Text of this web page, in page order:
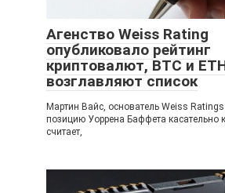
Агенство Weiss Rating
опубликовало рейтинг
криптовалют, BTC и
возглавляют список
Мартин Вайс, основатель Weiss
позицию Уоррена Баффета касательно
считает,